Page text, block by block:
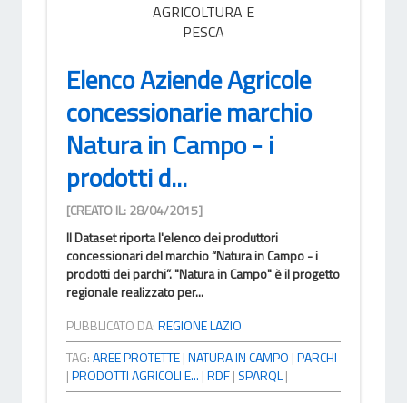
AGRICOLTURA E
PESCA
Elenco Aziende Agricole
concessionarie marchio
Natura in Campo - i
prodotti d...
[CREATO IL: 28/04/2015]
Il Dataset riporta l'elenco dei produttori
concessionari del marchio “Natura in Campo - i
prodotti dei parchi”. "Natura in Campo" è il progetto
regionale realizzato per...
PUBBLICATO DA:REGIONE LAZIO
TAG:AREE PROTETTE|NATURA IN CAMPO |PARCHI
|PRODOTTI AGRICOLI E... |RDF| SPARQL|